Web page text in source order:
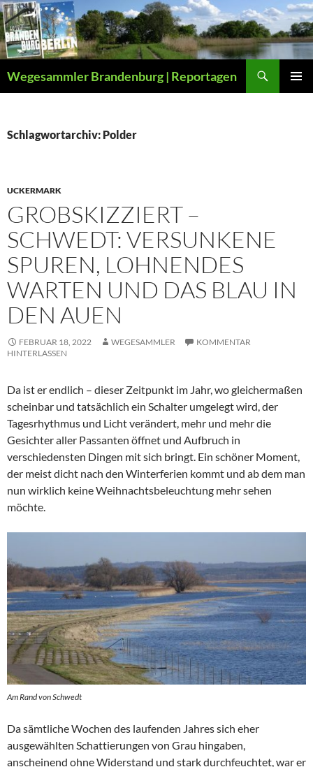
Zum
Inhalt
springen
Wegesammler Brandenburg | Reportagen
Schlagwortarchiv: Polder
UCKERMARK
GROBSKIZZIERT –
SCHWEDT: VERSUNKENE
SPUREN, LOHNENDES
WARTEN UND DAS BLAU IN
DEN AUEN
FEBRUAR 18, 2022 WEGESAMMLER
KOMMENTAR
HINTERLASSEN
Da ist er endlich – dieser Zeitpunkt im Jahr, wo gleichermaßen
scheinbar und tatsächlich ein Schalter umgelegt wird, der
Tagesrhythmus und Licht verändert, mehr und mehr die
Gesichter aller Passanten öffnet und Aufbruch in
verschiedensten Dingen mit sich bringt. Ein schöner Moment,
der meist dicht nach den Winterferien kommt und ab dem man
nun wirklich keine Weihnachtsbeleuchtung mehr sehen
möchte.
Am Rand von Schwedt
Da sämtliche Wochen des laufenden Jahres sich eher
ausgewählten Schattierungen von Grau hingaben,
anscheinend ohne Widerstand und stark durchfeuchtet, war er